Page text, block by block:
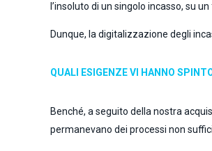
l’insoluto di un singolo incasso, su
Dunque, la digitalizzazione degli
QUALI ESIGENZE VI HANNO
Benché, a seguito della nostra
permanevano dei processi non